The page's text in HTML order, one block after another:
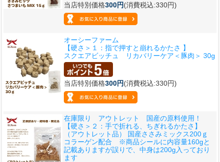
当店特別価格300円(消費税込:330円)
オーシーファーム
【硬さ＞１：指で押すと崩れるかたさ 】
スクエアビッチュ リカバリーケア＜豚肉＞ 30g
当店特別価格300円(消費税込:330円)
在庫限り アウトレット 国産の原料使用！
【硬さ＞２：手で折れる、ちぎれるかたさ】
（アウトレット品） 国産ささみミックス200ｇ
コラーゲン配合 ※商品シールに内容量160gと
記載ありますが誤りで、中身は200g入っており
ます